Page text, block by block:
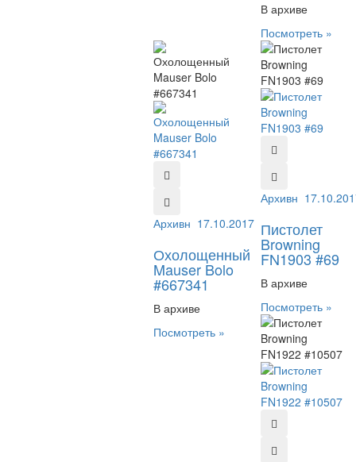
В архиве
Посмотреть »
Архивный №:667341
17.10.2017
Охолощенный
Mauser Bolo
#667341
В архиве
Посмотреть »
Архивный №:69
Пистолет
Browning
FN1903 #69
В архиве
Посмотреть »